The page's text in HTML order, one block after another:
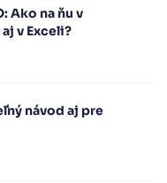
Ako na ňu v
v Exceli?
návod aj pre